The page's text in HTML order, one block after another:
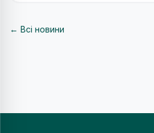
← Всі новини